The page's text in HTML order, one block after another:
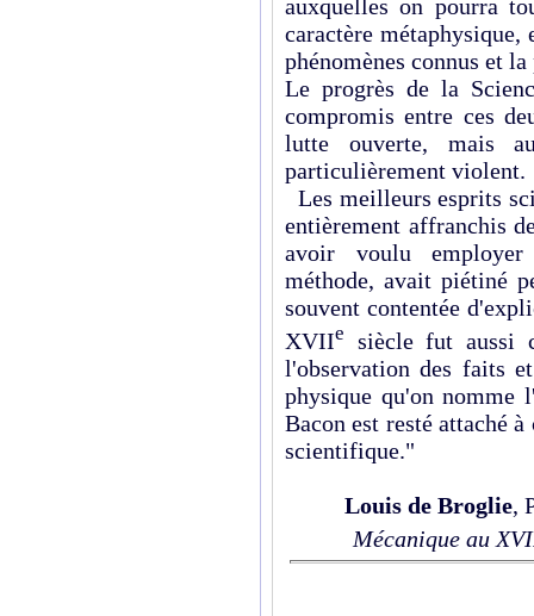
auxquelles on pourra
caractère
phénomènes connus et
Le progrès de la
compromis entre ces
lutte ouverte, mais
particulièrement violent.
Les meilleurs esprits
entièrement affranchis
avoir voulu
méthode, avait piétiné
souvent contentée
XVIIe
siècle fut aussi
l'observation des faits
physique qu'on nomme
Bacon est resté attaché
scientifique."
Louis de Broglie,
Mécanique au